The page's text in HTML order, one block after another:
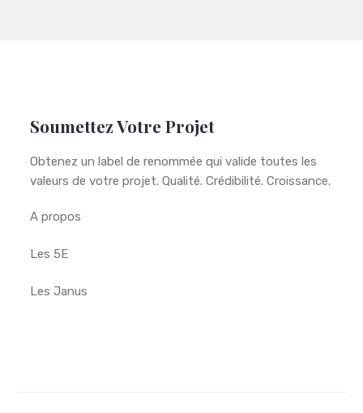
Soumettez Votre Projet
Obtenez un label de renommée qui valide toutes les
valeurs de votre projet. Qualité. Crédibilité. Croissance.
A propos
Les 5E
Les Janus